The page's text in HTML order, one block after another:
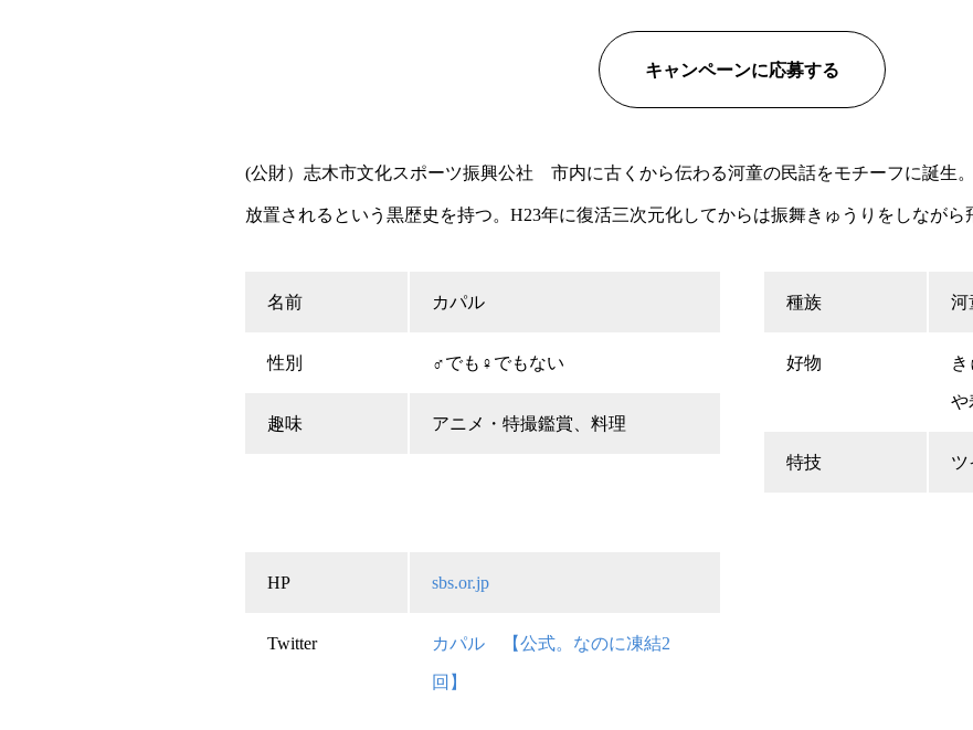
キャンペーンに応募する
(公財）志木市文化スポーツ振興公社 市内に古くから伝わる河童の民話をモチーフに誕生
放置されるという黒歴史を持つ。H23年に復活三次元化してからは振舞きゅうりをしながら
名前 カパル
性別 ♂でも♀でもない
趣味 アニメ・特撮鑑賞、料理
種族 河
好物
や
特技 ツ
HP sbs.or.jp
Twitter カパル 【公式。なのに凍結2
回】